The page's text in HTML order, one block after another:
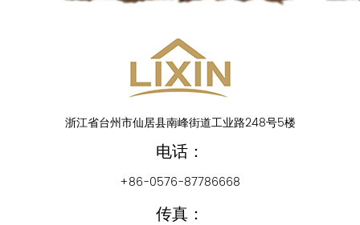
浙江省台州市仙居县南峰街道工业路248号5楼
电话：
+86-0576-87786668
传真：